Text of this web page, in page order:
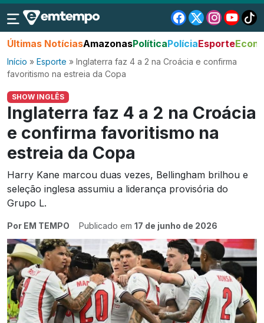
Últimas NotíciasAmazonasPolíticaPolíciaEsporte
Início » Esporte » Inglaterra faz 4 a 2 na Croácia e confirma
favoritismo na estreia da Copa
SHOW INGLÊS
Inglaterra faz 4 a 2 na Croácia
e confirma favoritismo na
estreia da Copa
Harry Kane marcou duas vezes, Bellingham brilhou e
seleção inglesa assumiu a liderança provisória do
Grupo L.
Por EM TEMPO Publicado em 17 de junho de 2026